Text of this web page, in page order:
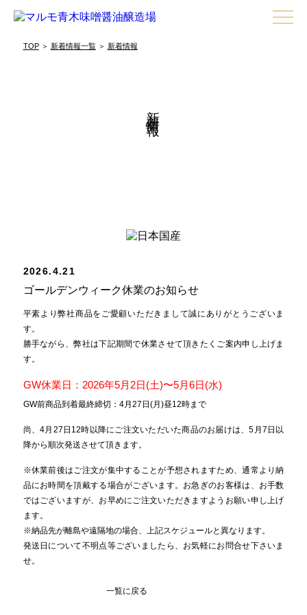
TOP＞ 新着情報一覧＞ 新着情報
新着情報
2026.4.21
ゴールデンウィーク休業のお知らせ
平素より弊社商品をご愛顧いただきまして誠にありがとうございま
す。
勝手ながら、弊社は下記期間で休業させて頂きたくご案内申し上げま
す。
GW休業日：2026年5月2日(土)〜5月6日(水)
GW前商品到着最終締切：4月27日(月)昼12時まで
尚、4月27日12時以降にご注文いただいた商品のお届けは、5月7日以
降から順次発送させて頂きます。
※休業前後はご注文が集中することが予想されますため、通常より納
品にお時間を頂戴する場合がございます。お急ぎのお客様は、お手数
ではございますが、お早めにご注文いただきますようお願い申し上げ
ます。
※納品先が離島や遠隔地の場合、上記スケジュールと異なります。
発送日について不明点等ございましたら、お気軽にお問合せ下さいま
せ。
一覧に戻る